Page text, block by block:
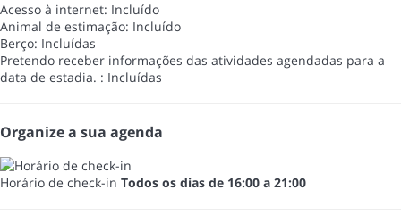
Acesso à internet: Incluído
Animal de estimação: Incluído
Berço: Incluídas
Pretendo receber informações das atividades agendadas para a
data de estadia. : Incluídas
Organize a sua agenda
Horário de check-in Todos os dias de 16:00 a 21:00